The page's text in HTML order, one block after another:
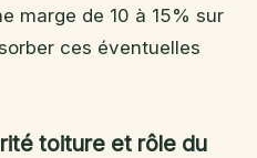
marge de 10 à 15% sur
ces éventuelles
toiture et rôle du